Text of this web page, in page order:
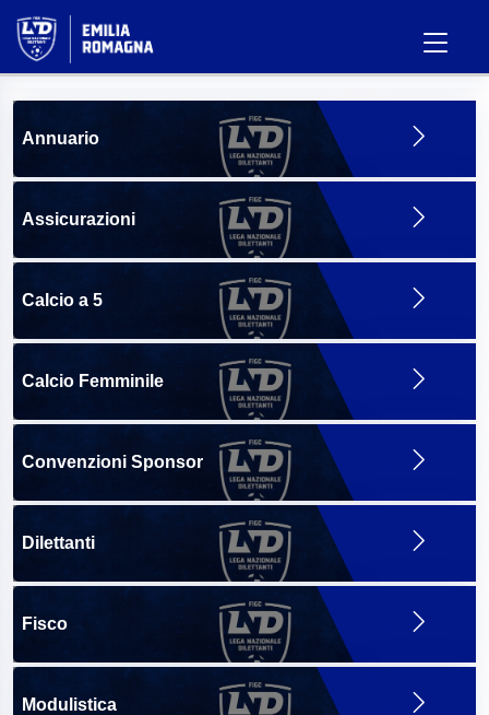
Annuario
Assicurazioni
Calcio a 5
Calcio Femminile
Convenzioni Sponsor
Dilettanti
Fisco
Modulistica